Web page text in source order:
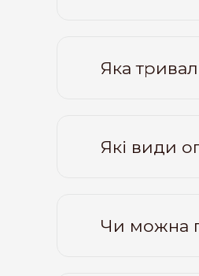
Яка
Які види
Чи можна